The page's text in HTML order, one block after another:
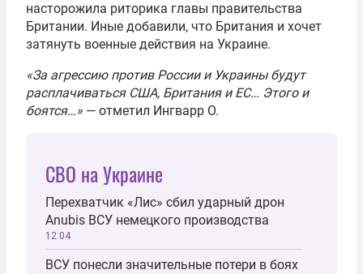
насторожила риторика главы правительства
Британии. Иные добавили, что Британия и хочет
затянуть военные действия на Украине.
«За агрессию против России и Украины будут
расплачиваться США, Британия и ЕС… Этого и
боятся…» — отметил Ингварр О.
СВО на Украине
Перехватчик «Лис» сбил ударный дрон
Anubis ВСУ немецкого производства
12:04
ВСУ понесли значительные потери в боях